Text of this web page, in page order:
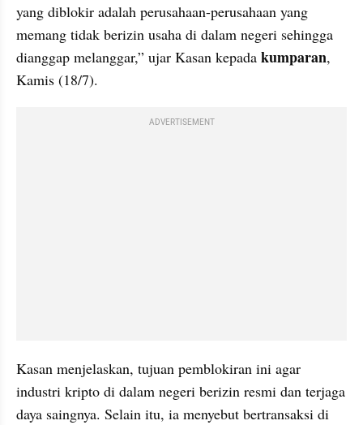
yang diblokir adalah perusahaan-perusahaan yang
memang tidak berizin usaha di dalam negeri sehingga
dianggap melanggar,” ujar Kasan kepada kumparan,
Kamis (18/7).
ADVERTISEMENT
Kasan menjelaskan, tujuan pemblokiran ini agar
industri kripto di dalam negeri berizin resmi dan terjaga